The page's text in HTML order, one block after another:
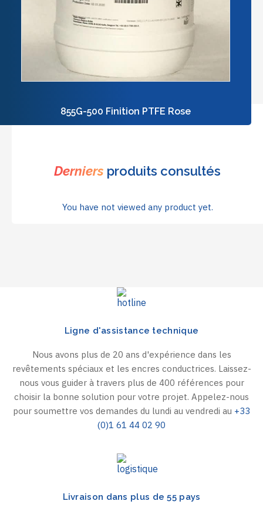
855G-500 Finition PTFE Rose
Derniers produits consultés
You have not viewed any product yet.
Ligne d'assistance technique
Nous avons plus de 20 ans d'expérience dans les
revêtements spéciaux et les encres conductrices. Laissez-
nous vous guider à travers plus de 400 références pour
choisir la bonne solution pour votre projet. Appelez-nous
pour soumettre vos demandes du lundi au vendredi au +33
(0)1 61 44 02 90
Livraison dans plus de 55 pays